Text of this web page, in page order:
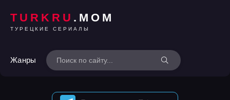
TURKRU .MOM
ТУРЕЦКИЕ СЕРИАЛЫ
Жанры